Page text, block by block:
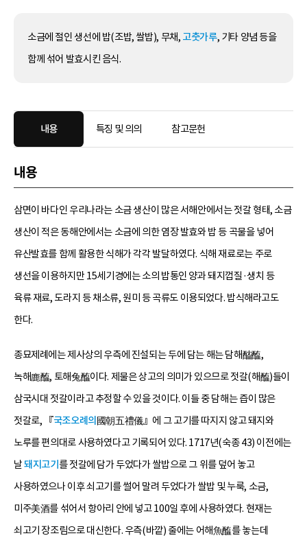
소금에 절인 생선에 밥(조밥, 쌀밥), 무채, 고춧가루, 기타 양념 등을
함께 섞어 발효시킨 음식.
내용 특징 및 의의 참고문헌
내용
삼면이 바다인 우리나라는 소금 생산이 많은 서해안에서는 젓갈 형태, 소금
생산이 적은 동해안에서는 소금에 의한 염장 발효와 밥 등 곡물을 넣어
유산발효를 함께 활용한 식해가 각각 발달하였다. 식해 재료로는 주로
생선을 이용하지만 15세기경에는 소의 밥통인 양과 돼지껍질·생치 등
육류 재료, 도라지 등 채소류, 원미 등 곡류도 이용되었다. 밥식해라고도
한다.
종묘제례에는 제사상의 우측에 진설되는 두에 담는 해는 담해醓醢,
녹해鹿醢, 토해兔醢이다. 제물은 상고의 의미가 있으므로 젓갈(해醢)들이
삼국시대 젓갈이라고 추정할 수 있을 것이다. 이들 중 담해는 즙이 많은
젓갈로, 『국조오례의 國朝五禮儀』에 그 고기를 따지지 않고 돼지와
노루를 편의대로 사용하였다고 기록되어 있다. 1717년(숙종 43) 이전에는
날돼지고기 를 젓갈에 담가 두었다가 쌀밥으로 그 위를 덮어 놓고
사용하였으나 이후 쇠고기를 썰어 말려 두었다가 쌀밥 및 누룩, 소금,
미주美酒를 섞어서 항아리 안에 넣고 100일 후에 사용하였다. 현재는
쇠고기 장조림으로 대신한다. 우측(바깥) 줄에는 어해魚醢를 놓는데